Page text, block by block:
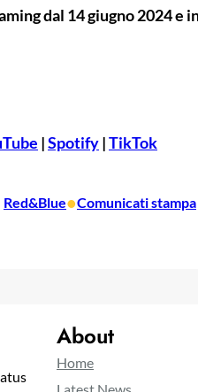
dal 14 giugno 2024 e
|Spotify|TikTok
Red&Blue•Comunicati stampa
About
Home